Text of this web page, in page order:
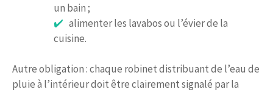
un bain ;
alimenter les lavabos ou l’évier de la
cuisine.
Autre obligation : chaque robinet distribuant de l’eau de
pluie à l’intérieur doit être clairement signalé par la